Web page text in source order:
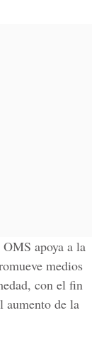
apoya a la
medios
con el fin
aumento de la